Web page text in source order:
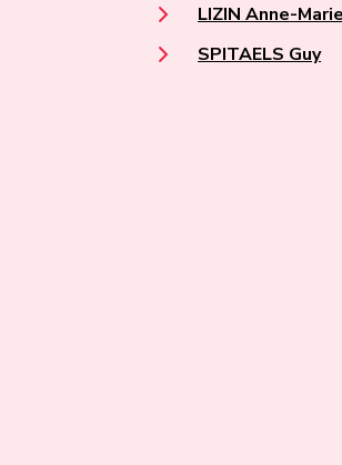
LIZIN Anne-Marie
SPITAELS Guy